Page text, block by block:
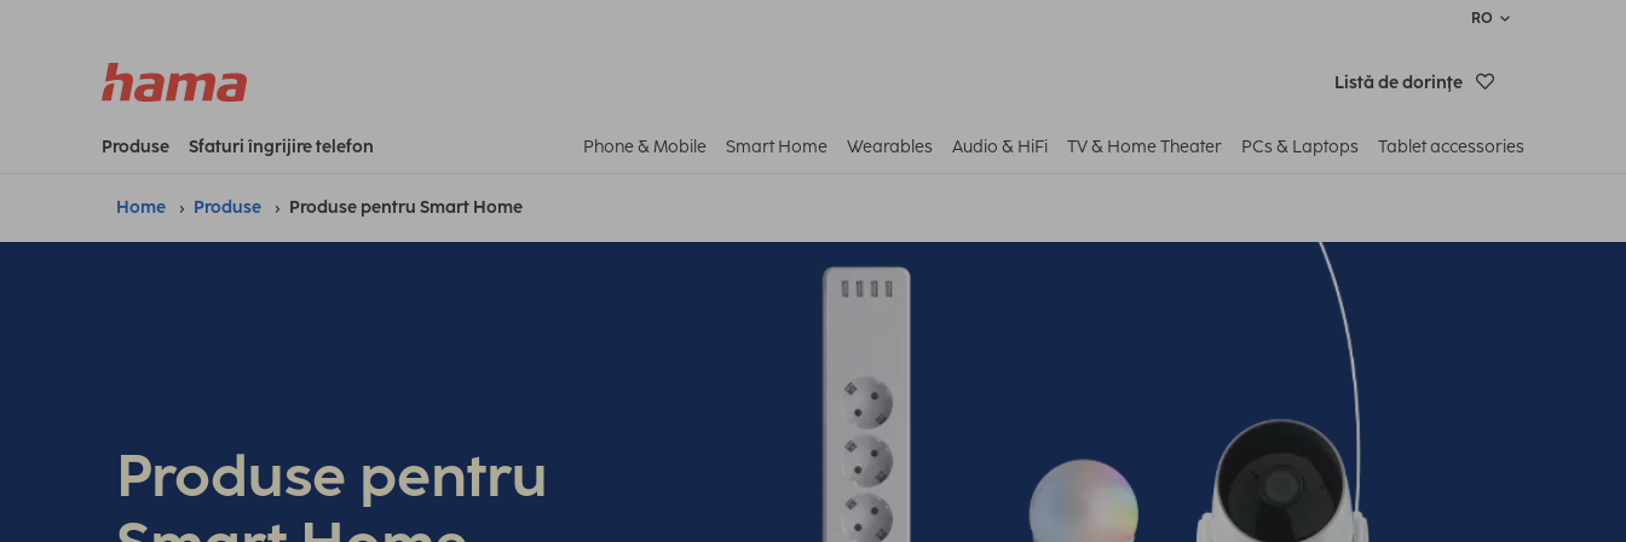
RO
Listă de dorinţe
Produse Sfaturi îngrijire telefon Phone & Mobile Smart Home Wearables Audio & HiFi TV & Home Theater PCs & Laptops Tablet accessories
Home Produse Produse pentru Smart Home
Produse pentru